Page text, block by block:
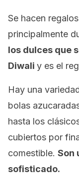
Se hacen
principalmente
los dulces que
Diwali y es el
Hay una
bolas
hasta los
cubiertos por
comestible. Son
sofisticado.